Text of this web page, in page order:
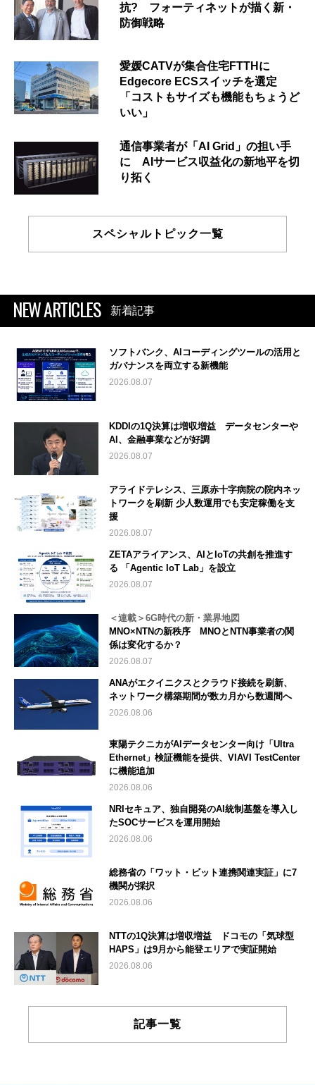
抗? フォーティネットが描く新・
防御戦略
愛媛CATVが集合住宅FTTHに
Edgecore ECSスイッチを選定
「コストもサイズも機能もちょうど
いい」
通信事業者が「AI Grid」の担い手
に AIサービス収益化の新地平を切
り拓く
スペシャルトピック一覧
NEW ARTICLES 新着記事
ソフトバンク、AIコーディングツールの活用と
ガバナンスを両立する新機能
2026.08.07
KDDIの1Q決算は増収増益 データセンターや
AI、金融事業などが好調
2026.08.07
アライドテレシス、三原赤十字病院の院内ネッ
トワークを刷新 少人数運用でも安定稼働を支
援
2026.08.07
ZETAアライアンス、AIとIoTの共創を推進す
る 「Agentic IoT Lab」を設立
2026.08.07
＜連載＞6G時代の新・業界地図
MNO×NTNの新秩序 MNOとNTN事業者の関
係は変化するか？
2026.08.07
ANAがエクイニクスとクラウド接続を刷新、
ネットワーク構築期間が数カ月から数週間へ
2026.08.06
東陽テクニカがAIデータセンター向け「Ultra
Ethernet」検証機能を提供、VIAVI TestCenter
に機能追加
2026.08.06
NRIセキュア、独自開発のAI統制基盤を導入し
たSOCサービスを運用開始
2026.08.06
総務省の「ワット・ビット連携関連実証」に7
機関が採択
2026.08.06
NTTの1Q決算は増収増益 ドコモの「気球型
HAPS」は9月から能登エリアで実証開始
2026.08.06
記事一覧